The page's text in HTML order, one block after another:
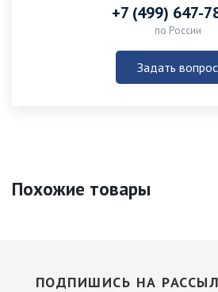
+7 (499) 647-
по России
Задать вопрос
Похожие товары
ПОДПИШИСЬ НА